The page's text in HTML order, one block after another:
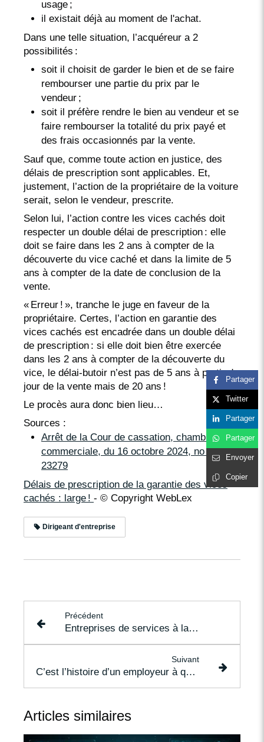
usage ;
il existait déjà au moment de l'achat.
Dans une telle situation, l’acquéreur a 2
possibilités :
soit il choisit de garder le bien et de se faire
rembourser une partie du prix par le
vendeur ;
soit il préfère rendre le bien au vendeur et se
faire rembourser la totalité du prix payé et
des frais occasionnés par la vente.
Sauf que, comme toute action en justice, des
délais de prescription sont applicables. Et,
justement, l’action de la propriétaire de la voiture
serait, selon le vendeur, prescrite.
Selon lui, l’action contre les vices cachés doit
respecter un double délai de prescription : elle
doit se faire dans les 2 ans à compter de la
découverte du vice caché et dans la limite de 5
ans à compter de la date de conclusion de la
vente.
« Erreur ! », tranche le juge en faveur de la
propriétaire. Certes, l’action en garantie des
vices cachés est encadrée dans un double délai
de prescription : si elle doit bien être exercée
dans les 2 ans à compter de la découverte du
vice, le délai-butoir n’est pas de 5 ans à partir du
jour de la vente mais de 20 ans !
Le procès aura donc bien lieu…
Sources :
Arrêt de la Cour de cassation, chambre
commerciale, du 16 octobre 2024, no 22-
23279
Délais de prescription de la garantie des vices
cachés : large ! - © Copyright WebLex
Dirigeant d'entreprise
Précédent
Entreprises de services à la personne : des nouveautés dès 2025 ?
Suivant
C’est l’histoire d’un employeur à qui l’on reproche de respecter un contrat de travail…
Articles similaires
Partager
Twitter
Partager
Partager
Envoyer
Copier